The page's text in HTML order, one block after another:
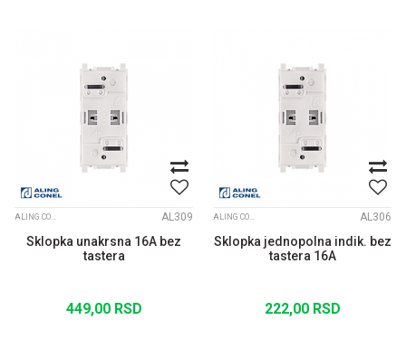
ALING CONEL MODULI EXPERIENCE AL309
Sklopka unakrsna 16A bez
tastera
449,00 RSD
ALING CONEL MODULI EXPERIENCE AL306
Sklopka jednopolna indik. bez
tastera 16A
222,00 RSD